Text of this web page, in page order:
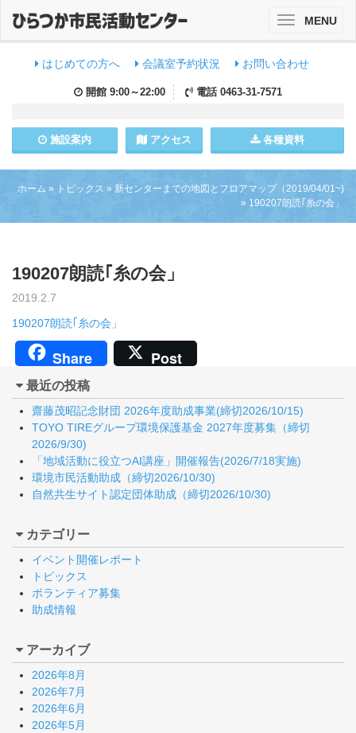
はじめての方へ 会議室予約状況 お問い合わせ
開館 9:00～22:00 電話 0463-31-7571
施設案内 アクセス 各種資料
ToggleMENU
ホーム » トピックス » 新センターまでの地図とフロアマップ（2019/04/01~)
» 190207朗読｢糸の会」
190207朗読｢糸の会」
2019.2.7
190207朗読｢糸の会」
Share Post
最近の投稿
齋藤茂昭記念財団 2026年度助成事業(締切2026/10/15)
TOYO TIREグループ環境保護基金 2027年度募集（締切
2026/9/30)
「地域活動に役立つAI講座」開催報告(2026/7/18実施)
環境市民活動助成（締切2026/10/30)
自然共生サイト認定団体助成（締切2026/10/30)
カテゴリー
イベント開催レポート
トピックス
ボランティア募集
助成情報
アーカイブ
2026年8月
2026年7月
2026年6月
2026年5月